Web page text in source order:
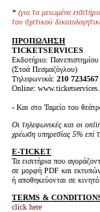
* (για τα μειωμένα
του σχετικού
ΠΡΟΠΩΛΗΣΗ
TICKETSERVICES
Εκδοτήριο:
(Στοά Πεσμαζόγλου)
Τηλεφωνικά: 210 7234567
Online:
- Και στο Ταμείο του
Οι τηλεφωνικές και οι
χρέωση υπηρεσίας 5% επί
E-TICKET
Τα εισιτήρια που
σε μορφή PDF και
ή αποθηκεύονται σε
TERMS &
click here